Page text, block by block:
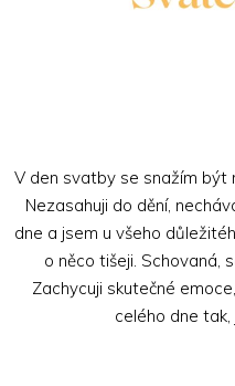
V den svatby se snažím být
Nezasahuji do dění,
dne a jsem u všeho
o něco tišeji. Schovaná,
Zachycuji skutečné
celého dne tak,